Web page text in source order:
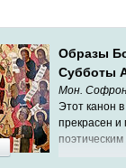
Образы
Субботы
Мон.
Этот канон
прекрасен и